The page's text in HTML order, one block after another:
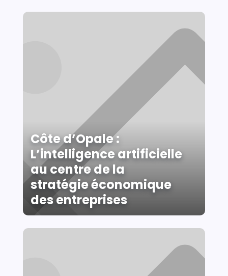
Côte d’Opale :
L’intelligence artificielle
au centre de la
stratégie économique
des entreprises